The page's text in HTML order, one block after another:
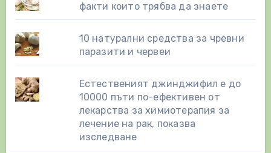
факти които трябва да знаете
10 натурални средства за чревни
паразити и червеи
Естественият джинджифил е до
10000 пъти по-ефективен от
лекарства за химиотерапия за
лечение на рак, показва
изследване